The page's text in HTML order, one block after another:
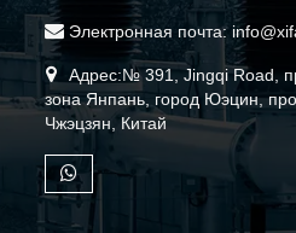
Электронная почта:
Адрес:№ 391, Jingqi Road,
зона Янпань, город Юэцин,
Чжэцзян, Китай